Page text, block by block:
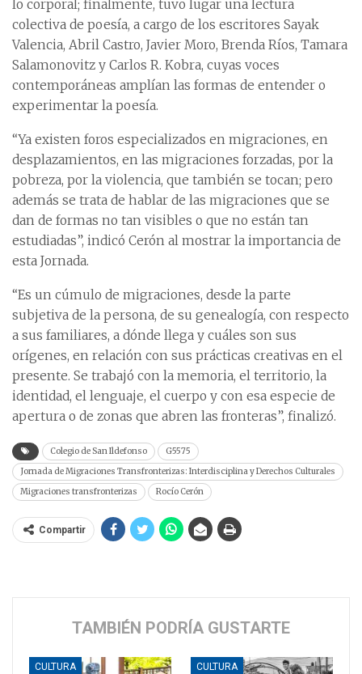
lo corporal; finalmente, tuvo lugar una lectura
colectiva de poesía, a cargo de los escritores Sayak
Valencia, Abril Castro, Javier Moro, Brenda Ríos, Tamara
Salamonovitz y Carlos R. Kobra, cuyas voces
contemporáneas amplían las formas de entender o
experimentar la poesía.
“Ya existen foros especializados en migraciones, en
desplazamientos, en las migraciones forzadas, por la
pobreza, por la violencia, que también se tocan; pero
además se trata de hablar de las migraciones que se
dan de formas no tan visibles o que no están tan
estudiadas”, indicó Cerón al mostrar la importancia de
esta Jornada.
“Es un cúmulo de migraciones, desde la parte
subjetiva de la persona, de su genealogía, con respecto
a sus familiares, a dónde llega y cuáles son sus
orígenes, en relación con sus prácticas creativas en el
presente. Se trabajó con la memoria, el territorio, la
identidad, el lenguaje, el cuerpo y con esa especie de
apertura o de zonas que abren las fronteras”, finalizó.
Colegio de San Ildefonso
G5575
Jornada de Migraciones Transfronterizas: Interdisciplina y Derechos Culturales
Migraciones transfronterizas
Rocío Cerón
Compartir
TAMBIÉN PODRÍA GUSTARTE
CULTURA CULTURA